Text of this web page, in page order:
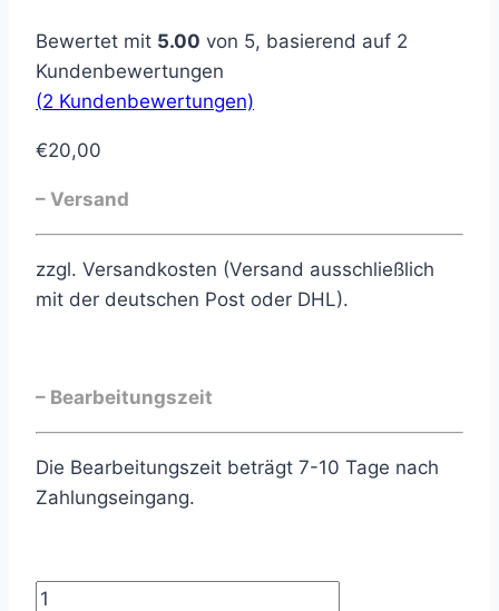
Bewertet mit 5.00 von 5, basierend auf 2
Kundenbewertungen
(2 Kundenbewertungen)
€20,00
– Versand
zzgl. Versandkosten (Versand ausschließlich
mit der deutschen Post oder DHL).
– Bearbeitungszeit
Die Bearbeitungszeit beträgt 7-10 Tage nach
Zahlungseingang.
Türkranz